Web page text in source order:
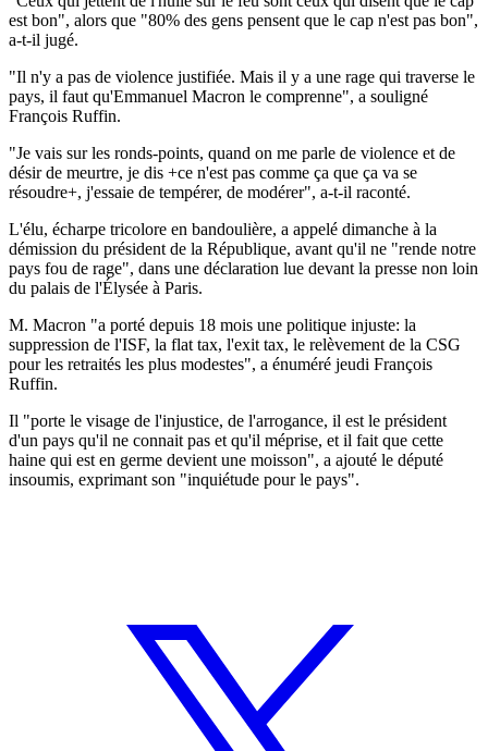
est bon", alors que "80% des gens pensent que le cap n'est pas bon",
a-t-il jugé.
"Il n'y a pas de violence justifiée. Mais il y a une rage qui traverse le
pays, il faut qu'Emmanuel Macron le comprenne", a souligné
François Ruffin.
"Je vais sur les ronds-points, quand on me parle de violence et de
désir de meurtre, je dis +ce n'est pas comme ça que ça va se
résoudre+, j'essaie de tempérer, de modérer", a-t-il raconté.
L'élu, écharpe tricolore en bandoulière, a appelé dimanche à la
démission du président de la République, avant qu'il ne "rende notre
pays fou de rage", dans une déclaration lue devant la presse non loin
du palais de l'Élysée à Paris.
M. Macron "a porté depuis 18 mois une politique injuste: la
suppression de l'ISF, la flat tax, l'exit tax, le relèvement de la CSG
pour les retraités les plus modestes", a énuméré jeudi François
Ruffin.
Il "porte le visage de l'injustice, de l'arrogance, il est le président
d'un pays qu'il ne connait pas et qu'il méprise, et il fait que cette
haine qui est en germe devient une moisson", a ajouté le député
insoumis, exprimant son "inquiétude pour le pays".